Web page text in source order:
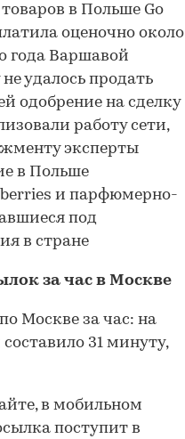
в Польше Go
оценочно около
года Варшавой
удалось продать
одобрение на сделку
работу сети,
эксперты
в Польше
и парфюмерно-
под
в стране
за час в Москве
Москве за час: на
31 минуту,
в мобильном
поступит в